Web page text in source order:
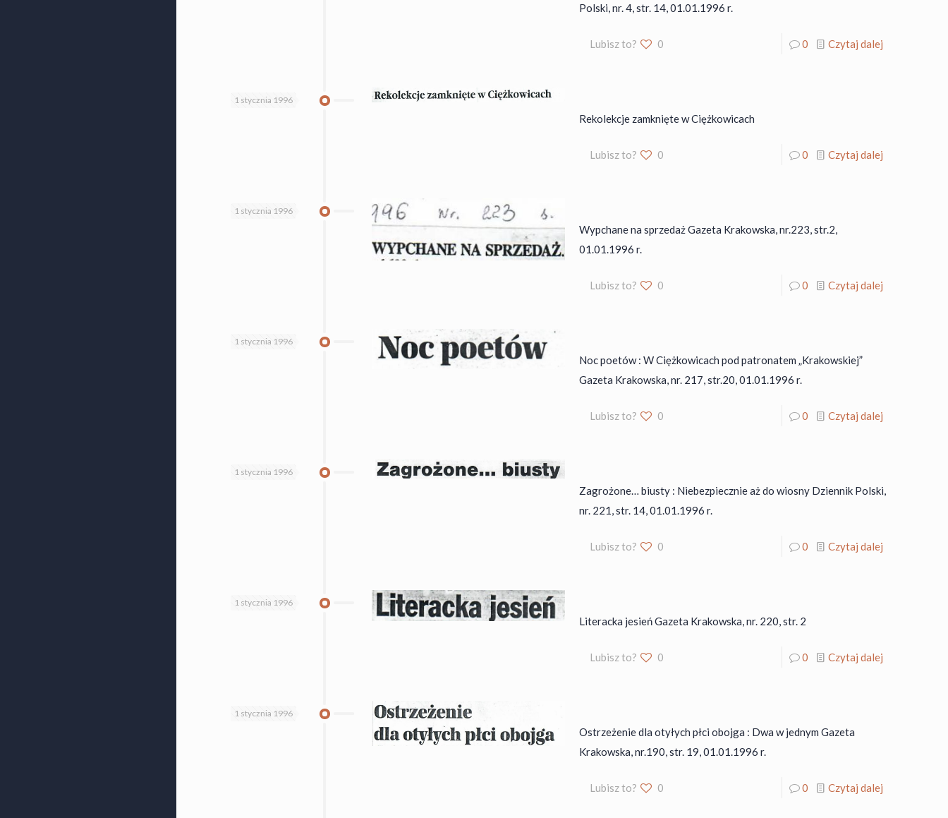
Polski, nr. 4, str. 14, 01.01.1996 r.
Lubisz to? 0 0 Czytaj dalej
1 stycznia 1996
Rekolekcje zamknięte w Ciężkowicach
Lubisz to? 0 0 Czytaj dalej
1 stycznia 1996
Wypchane na sprzedaż Gazeta Krakowska, nr.223, str.2,
01.01.1996 r.
Lubisz to? 0 0 Czytaj dalej
1 stycznia 1996
Noc poetów : W Ciężkowicach pod patronatem „Krakowskiej”
Gazeta Krakowska, nr. 217, str.20, 01.01.1996 r.
Lubisz to? 0 0 Czytaj dalej
1 stycznia 1996
Zagrożone… biusty : Niebezpiecznie aż do wiosny Dziennik Polski,
nr. 221, str. 14, 01.01.1996 r.
Lubisz to? 0 0 Czytaj dalej
1 stycznia 1996
Literacka jesień Gazeta Krakowska, nr. 220, str. 2
Lubisz to? 0 0 Czytaj dalej
1 stycznia 1996
Ostrzeżenie dla otyłych płci obojga : Dwa w jednym Gazeta
Krakowska, nr.190, str. 19, 01.01.1996 r.
Lubisz to? 0 0 Czytaj dalej